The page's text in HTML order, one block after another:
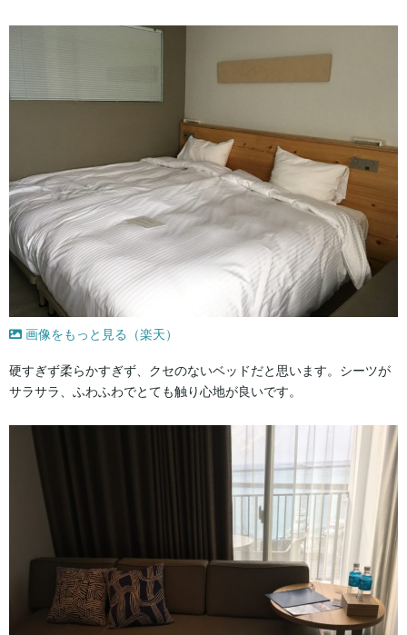
画像をもっと見る（楽天）
硬すぎず柔らかすぎず、クセのないベッドだと思います。シーツが
サラサラ、ふわふわでとても触り心地が良いです。